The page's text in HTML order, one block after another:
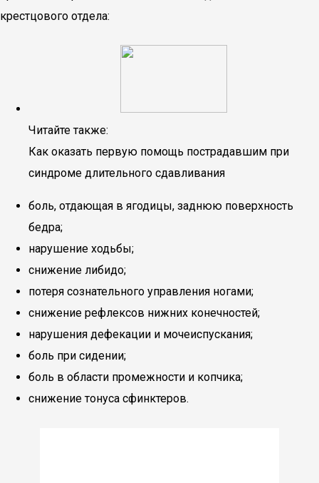
крестцового отдела:
Читайте также:
Как оказать первую помощь пострадавшим при
синдроме длительного сдавливания
боль, отдающая в ягодицы, заднюю поверхность
бедра;
нарушение ходьбы;
снижение либидо;
потеря сознательного управления ногами;
снижение рефлексов нижних конечностей;
нарушения дефекации и мочеиспускания;
боль при сидении;
боль в области промежности и копчика;
снижение тонуса сфинктеров.